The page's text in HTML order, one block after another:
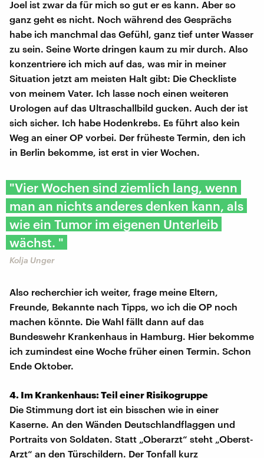
Joel ist zwar da für mich so gut er es kann. Aber so
ganz geht es nicht. Noch während des Gesprächs
habe ich manchmal das Gefühl, ganz tief unter Wasser
zu sein. Seine Worte dringen kaum zu mir durch. Also
konzentriere ich mich auf das, was mir in meiner
Situation jetzt am meisten Halt gibt: Die Checkliste
von meinem Vater. Ich lasse noch einen weiteren
Urologen auf das Ultraschallbild gucken. Auch der ist
sich sicher. Ich habe Hodenkrebs. Es führt also kein
Weg an einer OP vorbei. Der früheste Termin, den ich
in Berlin bekomme, ist erst in vier Wochen.
"Vier Wochen sind ziemlich lang, wenn
man an nichts anderes denken kann, als
wie ein Tumor im eigenen Unterleib
wächst. "
Kolja Unger
Also recherchier ich weiter, frage meine Eltern,
Freunde, Bekannte nach Tipps, wo ich die OP noch
machen könnte. Die Wahl fällt dann auf das
Bundeswehr Krankenhaus in Hamburg. Hier bekomme
ich zumindest eine Woche früher einen Termin. Schon
Ende Oktober.
4. Im Krankenhaus: Teil einer Risikogruppe
Die Stimmung dort ist ein bisschen wie in einer
Kaserne. An den Wänden Deutschlandflaggen und
Portraits von Soldaten. Statt „Oberarzt“ steht „Oberst-
Arzt“ an den Türschildern. Der Tonfall kurz